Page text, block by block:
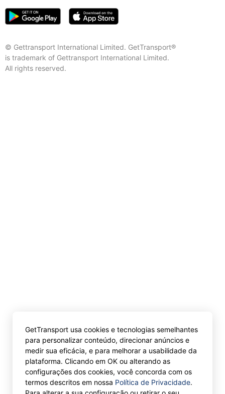
© Gettransport International Limited. GetTransport®
is trademark of Gettransport International Limited.
All rights reserved.
GetTransport usa cookies e tecnologias semelhantes
para personalizar conteúdo, direcionar anúncios e
medir sua eficácia, e para melhorar a usabilidade da
plataforma. Clicando em OK ou alterando as
configurações dos cookies, você concorda com os
termos descritos em nossa Política de Privacidade.